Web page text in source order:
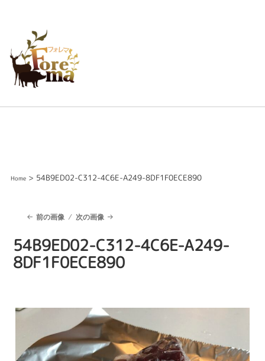
Home> 54B9ED02-C312-4C6E-A249-8DF1F0ECE890
前の画像 次の画像
54B9ED02-C312-4C6E-A249-
8DF1F0ECE890